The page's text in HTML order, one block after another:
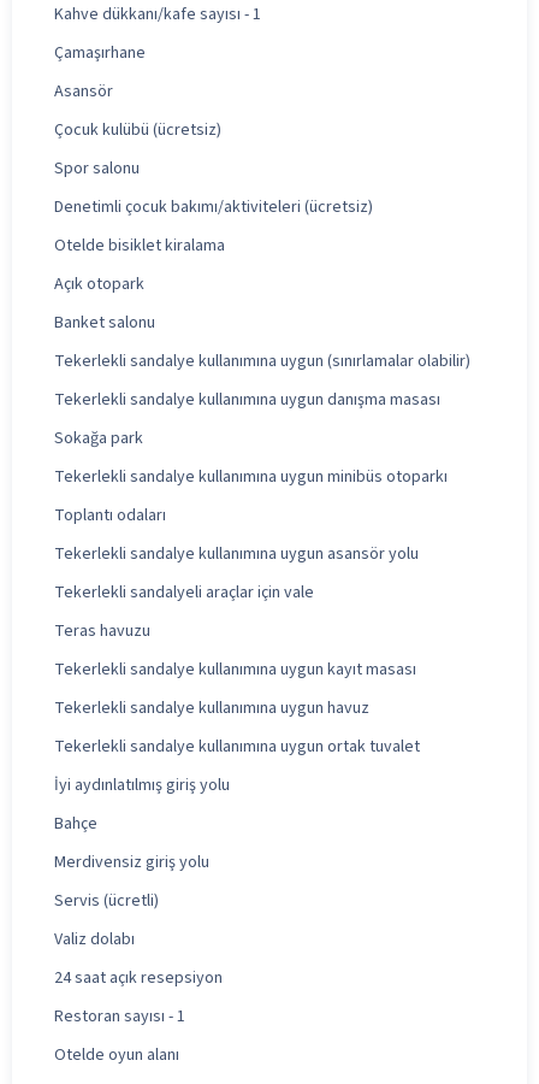
Kahve dükkanı/kafe sayısı - 1
Çamaşırhane
Asansör
Çocuk kulübü (ücretsiz)
Spor salonu
Denetimli çocuk bakımı/aktiviteleri (ücretsiz)
Otelde bisiklet kiralama
Açık otopark
Banket salonu
Tekerlekli sandalye kullanımına uygun (sınırlamalar olabilir)
Tekerlekli sandalye kullanımına uygun danışma masası
Sokağa park
Tekerlekli sandalye kullanımına uygun minibüs otoparkı
Toplantı odaları
Tekerlekli sandalye kullanımına uygun asansör yolu
Tekerlekli sandalyeli araçlar için vale
Teras havuzu
Tekerlekli sandalye kullanımına uygun kayıt masası
Tekerlekli sandalye kullanımına uygun havuz
Tekerlekli sandalye kullanımına uygun ortak tuvalet
İyi aydınlatılmış giriş yolu
Bahçe
Merdivensiz giriş yolu
Servis (ücretli)
Valiz dolabı
24 saat açık resepsiyon
Restoran sayısı - 1
Otelde oyun alanı